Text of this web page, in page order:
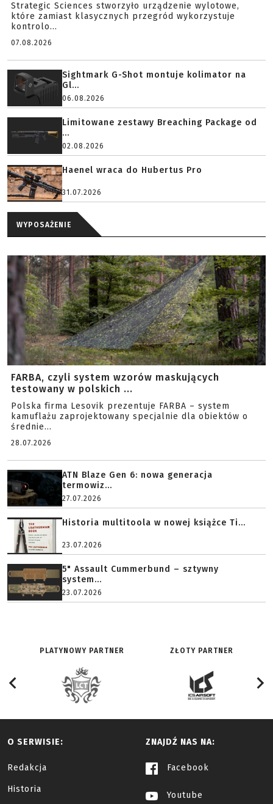
Strategic Sciences stworzyło urządzenie wylotowe,
które zamiast klasycznych przegród wykorzystuje
kontrolo...
07.08.2026
Sightmark G-Shot montuje kolimator na
Gl...
06.08.2026
Limitowane zestawy Breaching Package od
...
02.08.2026
Haenel wraca do Hubertus Pro
31.07.2026
WYPOSAŻENIE
FARBA, czyli system wzorów maskujących
testowany w polskich ...
Polska firma Lesovik prezentuje FARBA – system
kamuflażu zaprojektowany specjalnie dla obiektów o
średnie...
28.07.2026
ATN Blaze Gen 6: nowa generacja
termowiz...
27.07.2026
Historia multitoola w nowej książce Ti...
23.07.2026
5" Assault Cummerbund – sztywny
system...
23.07.2026
PLATYNOWY PARTNER ZŁOTY PARTNER
O SERWISIE:
Redakcja
Historia
ZNAJDŹ NAS NA:
Facebook
Youtube